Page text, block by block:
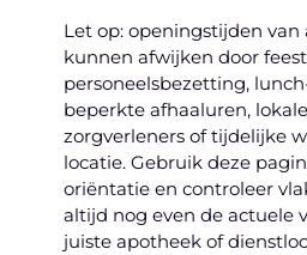
Let op: openingstijden van
kunnen afwijken door
personeelsbezetting,
beperkte afhaaluren,
zorgverleners of tijdelijke
locatie. Gebruik deze
oriëntatie en controleer
altijd nog even de actuele
juiste apotheek of